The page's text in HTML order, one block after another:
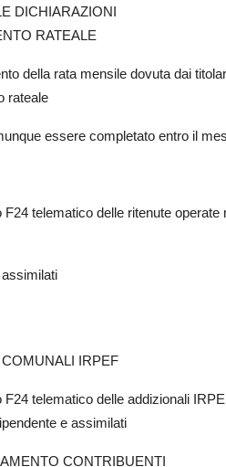
DICHIARAZIONI
RATEALE
della rata mensile dovuta dai
rateale
essere completato entro il
telematico delle ritenute operate
IRPEF
telematico delle addizionali
e assimilati
CONTRIBUENTI